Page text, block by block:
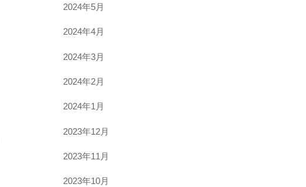
2024年5月
2024年4月
2024年3月
2024年2月
2024年1月
2023年12月
2023年11月
2023年10月